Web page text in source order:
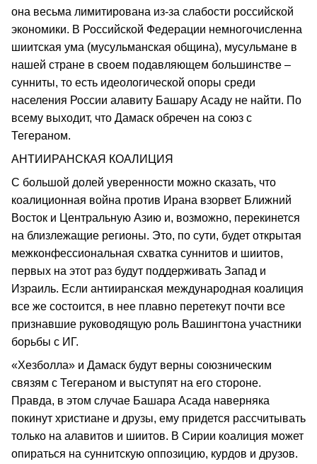
она весьма лимитирована из-за слабости российской
экономики. В Российской Федерации немногочисленна
шиитская ума (мусульманская община), мусульмане в
нашей стране в своем подавляющем большинстве –
сунниты, то есть идеологической опоры среди
населения России алавиту Башару Асаду не найти. По
всему выходит, что Дамаск обречен на союз с
Тегераном.
АНТИИРАНСКАЯ КОАЛИЦИЯ
С большой долей уверенности можно сказать, что
коалиционная война против Ирана взорвет Ближний
Восток и Центральную Азию и, возможно, перекинется
на близлежащие регионы. Это, по сути, будет открытая
межконфессиональная схватка суннитов и шиитов,
первых на этот раз будут поддерживать Запад и
Израиль. Если антииранская международная коалиция
все же состоится, в нее плавно перетекут почти все
признавшие руководящую роль Вашингтона участники
борьбы с ИГ.
«Хезболла» и Дамаск будут верны союзническим
связям с Тегераном и выступят на его стороне.
Правда, в этом случае Башара Асада наверняка
покинут христиане и друзы, ему придется рассчитывать
только на алавитов и шиитов. В Сирии коалиция может
опираться на суннитскую оппозицию, курдов и друзов.